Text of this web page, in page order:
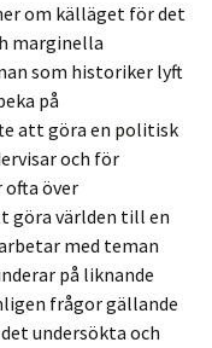
om källäget för det
marginella
som historiker lyft
på
att göra en politisk
och för
ofta över
göra världen till en
med teman
på liknande
frågor gällande
undersökta och